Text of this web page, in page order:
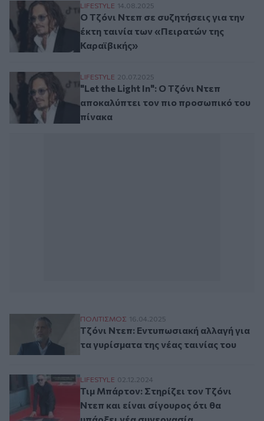
Ο Τζόνι Ντεπ σε συζητήσεις για την έκτη
LIFESTYLE 14.08.2025
Ο Τζόνι Ντεπ σε συζητήσεις για την
έκτη ταινία των «Πειρατών της
Καραϊβικής»
"Let the Light In": Ο Τζόνι Ντεπ
LIFESTYLE 20.07.2025
"Let the Light In": Ο Τζόνι Ντεπ
αποκαλύπτει τον πιο προσωπικό του
πίνακα
Τζόνι Ντεπ: Εντυπωσιακή αλλαγή για τα
ΠΟΛΙΤΙΣΜΟΣ 16.04.2025
Τζόνι Ντεπ: Εντυπωσιακή αλλαγή για
τα γυρίσματα της νέας ταινίας του
Τιμ Μπάρτον: Στηρίζει τον Τζόνι Ντεπ
LIFESTYLE 02.12.2024
Τιμ Μπάρτον: Στηρίζει τον Τζόνι
Ντεπ και είναι σίγουρος ότι θα